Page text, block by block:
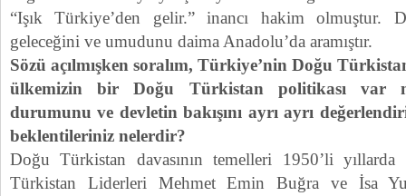
“Işık Türkiye’den gelir.” inancı hakim olmuştur.
geleceğini ve umudunu daima Anadolu’da aramıştır.
Sözü açılmışken soralım, Türkiye’nin Doğu
ülkemizin bir Doğu Türkistan politikası var
durumunu ve devletin bakışını ayrı ayrı
beklentileriniz nelerdir?
Doğu Türkistan davasının temelleri 1950’li
Türkistan Liderleri Mehmet Emin Buğra ve İsa